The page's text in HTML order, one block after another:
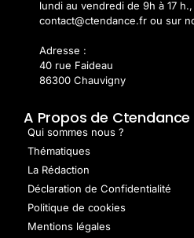
lundi au vendredi de 9h à 17
contact@ctendance.fr ou sur
Adresse :
40 rue Faideau
86300 Chauvigny
A Propos de Ctendance
Qui sommes nous ?
Thématiques
La Rédaction
Déclaration de Confidentialité
Politique de cookies
Mentions légales